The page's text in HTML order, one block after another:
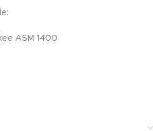
ASM 1400